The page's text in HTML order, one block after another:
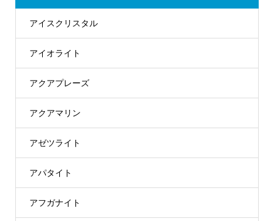
アイスクリスタル
アイオライト
アクアプレーズ
アクアマリン
アゼツライト
アパタイト
アフガナイト